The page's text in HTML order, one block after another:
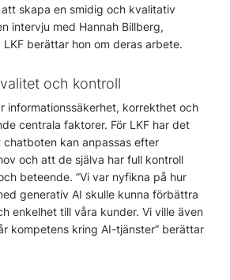
skapa en smidig och kvalitativ
intervju med Hannah Billberg,
berättar hon om deras arbete.
och kontroll
informationssäkerhet, korrekthet och
centrala faktorer. För LKF har det
kan anpassas efter
och att de själva har full kontroll
beteende. ”Vi var nyfikna på hur
generativ AI skulle kunna förbättra
enkelhet till våra kunder. Vi ville även
kompetens kring AI-tjänster” berättar